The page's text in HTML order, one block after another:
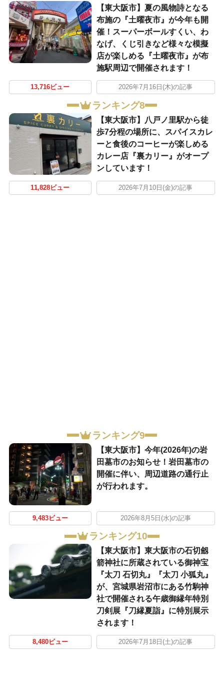
【東大阪市】夏の風物詩となる
布施の『土曜夜市』が今年も開
催！スーパーボールすくい、わ
なげ、くじ引きなど様々な模擬
店が楽しめる『土曜夜市』が布
施駅周辺で開催されます！
13,716ビュー 2026年7月16日(木)の記事
ランキング8
【東大阪市】八戸ノ里駅から徒
歩7分程の場所に、スパイスカレ
ーと食後のコーヒーが楽しめる
カレー店『裏カリー』がオープ
ンしています！
11,828ビュー 2026年7月10日(金)の記事
ランキング9
【東大阪市】今年(2026年)の岩
田墓市のお知らせ！岩田墓市の
開催に伴い、周辺道路の通行止
が行われます。
9,483ビュー 2026年8月5日(水)の記事
ランキング10
【東大阪市】東大阪市の石切劔
箭神社に所蔵されている御神宝
『太刀 石切丸』『太刀 小狐丸』
が、宮城県岩沼市にある竹駒神
社で開催される午歳御縁年特別
刀剣展『刀縁夏詣』に特別展示
されます！
8,480ビュー 2026年7月18日(土)の記事